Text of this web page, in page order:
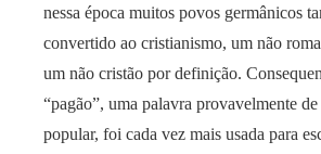
nessa época muitos povos germânicos
convertido ao cristianismo, um não
um não cristão por definição.
“pagão”, uma palavra provavelmente
popular, foi cada vez mais usada para